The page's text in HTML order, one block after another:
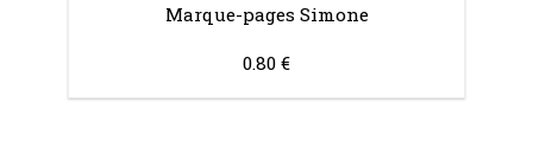
Marque-pages Simone
0.80 €